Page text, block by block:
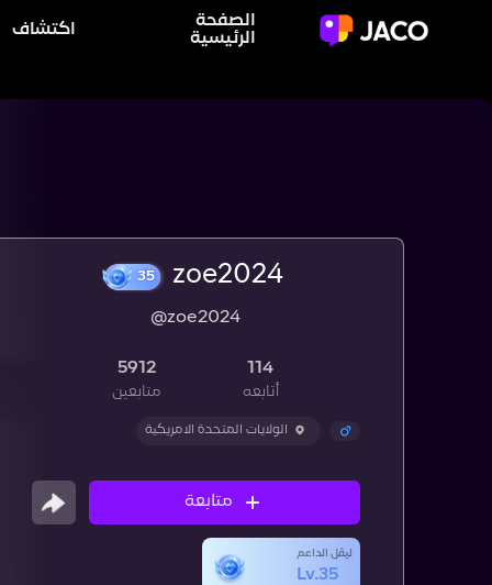
الصفحة
الرئيسية
اكتشاف
zoe2024
@zoe2024
114
أتابعه
5912
متابعين
الولايات المتحدة الامريكية
متابعة
ليڤل الداعم
Lv.35